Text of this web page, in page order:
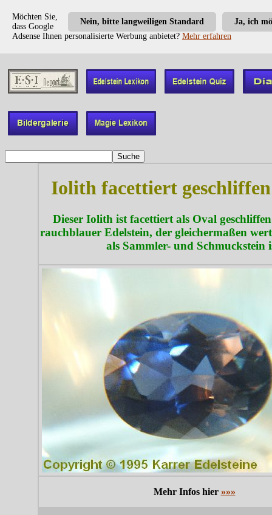
Ja, ich
Nein, bitte langweiligen Standard
Möchten Sie,
dass Google
Adsense Ihnen personalisierte Werbung anbietet? Mehr erfahren
Iolith facettiert
Dieser Iolith ist facettiert als Oval
rauchblauer Edelstein, der gleichermaßen
als Sammler- und Schmuckstein
Mehr Infos hier »»»